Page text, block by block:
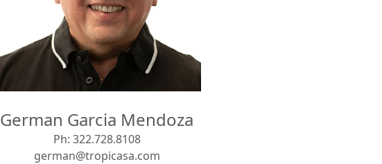
German Garcia Mendoza
Ph: 322.728.8108
german@tropicasa.com